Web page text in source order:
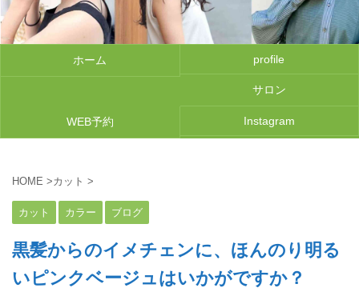
ホーム profile
サロン
WEB予約 Instagram
HOME > カット >
カット カラー ブログ
黒髪からのイメチェンに、ほんのり明る
いピンクベージュはいかがですか？